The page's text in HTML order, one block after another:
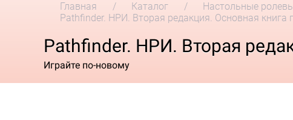
Главная Каталог Настольные
Pathfinder. НРИ. Вторая редакция. Основная книга
Pathfinder. НРИ. Вторая
Играйте по-новому